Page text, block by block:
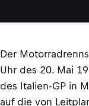
Der
Uhr des 20. Mai
des Italien-GP in
auf die von